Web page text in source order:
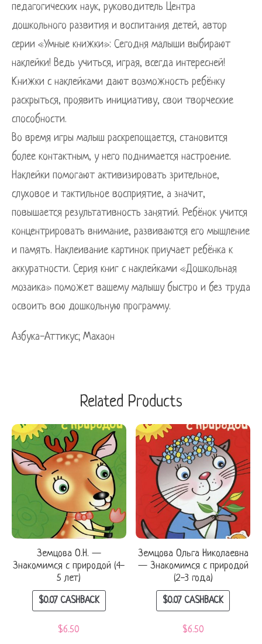
педагогических наук, руководитель Центра
дошкольного развития и воспитания детей, автор
серии «Умные книжки»: Сегодня малыши выбирают
наклейки! Ведь учиться, играя, всегда интересней!
Книжки с наклейками дают возможность ребёнку
раскрыться, проявить инициативу, свои творческие
способности.
Во время игры малыш раскрепощается, становится
более контактным, у него поднимается настроение.
Наклейки помогают активизировать зрительное,
слуховое и тактильное восприятие, а значит,
повышается результативность занятий. Ребёнок учится
концентрировать внимание, развиваются его мышление
и память. Наклеивание картинок приучает ребёнка к
аккуратности. Серия книг с наклейками «Дошкольная
мозаика» поможет вашему малышу быстро и без труда
освоить всю дошкольную программу.
Азбука-Аттикус; Махаон
Related Products
Земцова О.Н. —
Знакомимся с природой (4-
5 лет)
$0.07CASHBACK
$6.50
Земцова Ольга Николаевна
— Знакомимся с природой
(2-3 года)
$0.07CASHBACK
$6.50